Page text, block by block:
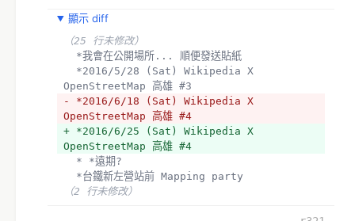
顯示 diff
（25 行未修改）
  *我會在公開場所... 順便發送貼紙
OpenStreetMap 高雄 #3
- *2016/6/18 (Sat) Wikipedia X
OpenStreetMap 高雄 #4
+ *2016/6/25 (Sat) Wikipedia X
OpenStreetMap 高雄 #4
  * *遠期?
  *台鐵新左營站前 Mapping party
（2 行未修改）